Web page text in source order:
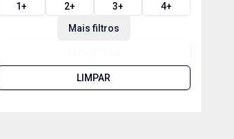
1+ 2+ 3+ 4+
Mais filtros
LIMPAR